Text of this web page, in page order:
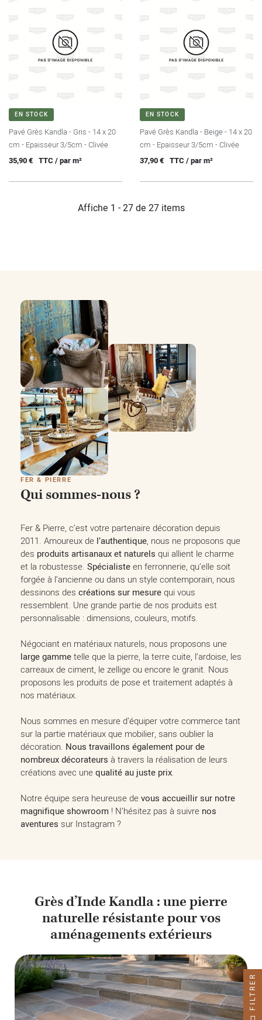
EN STOCK
Pavé Grès Kandla - Gris - 14 x 20
cm - Epaisseur 3/5cm - Clivée
Prix
35,90 € TTC / par m²
EN STOCK
Pavé Grès Kandla - Beige - 14 x 20
cm - Epaisseur 3/5cm - Clivée
Prix
37,90 € TTC / par m²
Affiche 1 - 27 de 27 items
FER & PIERRE
Qui sommes-nous ?
Fer & Pierre, c’est votre partenaire décoration depuis
2011. Amoureux de l’authentique, nous ne proposons que
des produits artisanaux et naturels qui allient le charme
et la robustesse. Spécialisteen ferronnerie, qu’elle soit
forgée à l’ancienne ou dans un style contemporain, nous
dessinons des créations sur mesurequi vous
ressemblent. Une grande partie de nos produits est
personnalisable : dimensions, couleurs, motifs.
Négociant en matériaux naturels, nous proposons une
large gammetelle que la pierre, la terre cuite, l’ardoise, les
carreaux de ciment, le zellige ou encore le granit. Nous
proposons les produits de pose et traitement adaptés à
nos matériaux.
Nous sommes en mesure d’équiper votre commerce tant
sur la partie matériaux que mobilier, sans oublier la
décoration. Nous travaillons également pour de
nombreux décorateurs à travers la réalisation de leurs
créations avec unequalité au juste prix.
Notre équipe sera heureuse devous accueillir sur notre
magnifique showroom ! N’hésitez pas à suivre nos
aventures sur Instagram ?
Grès d’Inde Kandla : une pierre
naturelle résistante pour vos
aménagements extérieurs
FILTRER